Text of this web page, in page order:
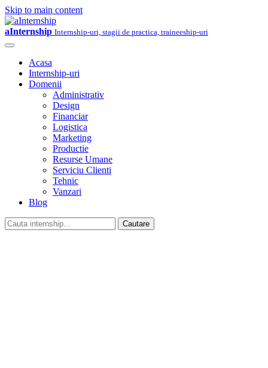
Skip to main content
aInternship Internship-uri, stagii de practica, traineeship-uri
Acasa
Internship-uri
Domenii
Administrativ
Design
Financiar
Logistica
Marketing
Productie
Resurse Umane
Serviciu Clienti
Tehnic
Vanzari
Blog
Cautare